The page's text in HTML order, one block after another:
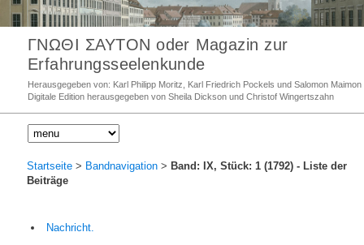
ΓΝΩΘΙ ΣΑΥΤΟΝ oder Magazin zur
Erfahrungsseelenkunde
Herausgegeben von: Karl Philipp Moritz, Karl Friedrich Pockels und Salomon Maimon
Digitale Edition herausgegeben von Sheila Dickson und Christof Wingertszahn
Startseite > Bandnavigation > Band: IX, Stück: 1 (1792) - Liste der
Beiträge
Nachricht.